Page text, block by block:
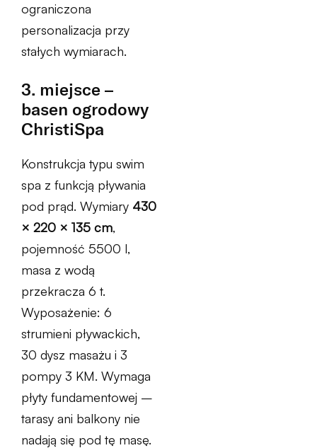
ograniczona
personalizacja przy
stałych wymiarach.
3. miejsce –
basen ogrodowy
ChristiSpa
Konstrukcja typu swim
spa z funkcją pływania
pod prąd. Wymiary 430
× 220 × 135 cm,
pojemność 5500 l,
masa z wodą
przekracza 6 t.
Wyposażenie: 6
strumieni pływackich,
30 dysz masażu i 3
pompy 3 KM. Wymaga
płyty fundamentowej –
tarasy ani balkony nie
nadają się pod tę masę.